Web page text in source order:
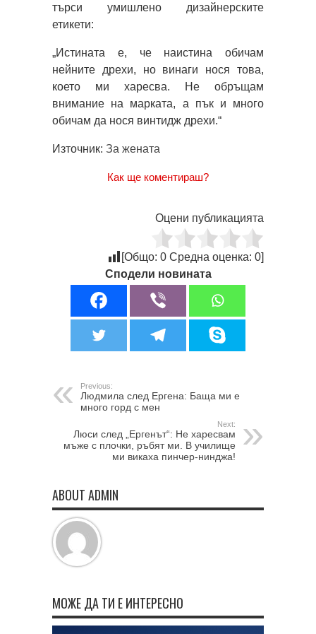
търси умишлено дизайнерските
етикети:
„Истината е, че наистина обичам
нейните дрехи, но винаги нося това,
което ми харесва. Не обръщам
внимание на марката, а пък и много
обичам да нося винтидж дрехи.“
Източник: За жената
Как ще коментираш?
Оцени публикацията
[Общо: 0 Средна оценка: 0]
Сподели новината
Previous:
Людмила след Ергена: Баща ми е
много горд с мен
Next:
Люси след „Ергенът“: Не харесвам
мъже с плочки, ръбят ми. В училище
ми викаха пинчер-нинджа!
ABOUT ADMIN
МОЖЕ ДА ТИ Е ИНТЕРЕСНО